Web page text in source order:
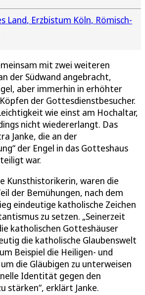
Land Erzbistum Köln Römisch-
mit zwei weiteren
der Südwand angebracht,
aber immerhin in erhöhter
der Gottesdienstbesucher.
wie einst am Hochaltar,
nicht wiedererlangt. Das
Janke, die an der
der Engel in das Gotteshaus
war.
Kunsthistorikerin, waren die
der Bemühungen, nach dem
eindeutige katholische Zeichen
zu setzen. „Seinerzeit
katholischen Gotteshäuser
die katholische Glaubenswelt
Beispiel die Heiligen- und
die Gläubigen zu unterweisen
Identität gegen den
stärken“, erklärt Janke.